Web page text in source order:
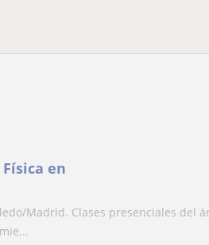
en
Madrid. Clases presenciales del